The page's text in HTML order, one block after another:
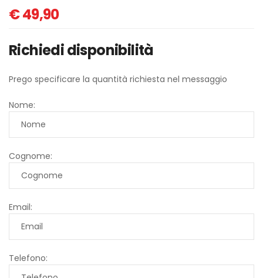
€49,90
Richiedi disponibilità
Prego specificare la quantità richiesta nel messaggio
Nome:
Cognome:
Email:
Telefono: